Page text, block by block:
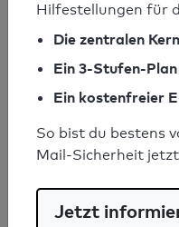
SPF-
Ihr
E-Mail-
Hilfestellungen für
Die zentralen
Ein 3-Stufen-
Ein kostenfreier
So bist du bestens
Mail-Sicherheit
Jetzt